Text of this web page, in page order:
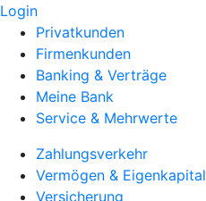
Login
Privatkunden
Firmenkunden
Banking & Verträge
Meine Bank
Service & Mehrwerte
Zahlungsverkehr
Vermögen & Eigenkapital
Versicherung